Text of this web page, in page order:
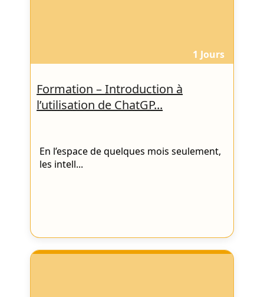
1 Jours
Formation – Introduction à
l’utilisation de ChatGP...
En l’espace de quelques mois seulement,
les intell...